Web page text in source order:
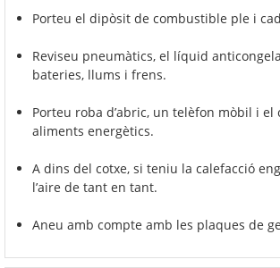
Porteu el dipòsit de combustible ple i
Reviseu pneumàtics, el líquid
bateries, llums i frens.
Porteu roba d’abric, un telèfon mòbil i el
aliments energètics.
A dins del cotxe, si teniu la calefacció
l’aire de tant en tant.
Aneu amb compte amb les plaques de